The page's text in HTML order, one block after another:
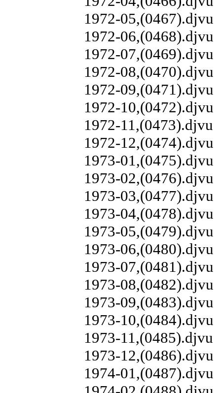
1972-05,(0467).djvu
1972-06,(0468).djvu
1972-07,(0469).djvu
1972-08,(0470).djvu
1972-09,(0471).djvu
1972-10,(0472).djvu
1972-11,(0473).djvu
1972-12,(0474).djvu
1973-01,(0475).djvu
1973-02,(0476).djvu
1973-03,(0477).djvu
1973-04,(0478).djvu
1973-05,(0479).djvu
1973-06,(0480).djvu
1973-07,(0481).djvu
1973-08,(0482).djvu
1973-09,(0483).djvu
1973-10,(0484).djvu
1973-11,(0485).djvu
1973-12,(0486).djvu
1974-01,(0487).djvu